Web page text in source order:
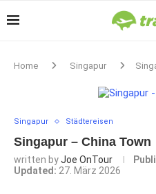
Home Singapur
Singapur Städtereisen
Singapur – China Town
written byJoe OnTour
Updated: 27. März 2026